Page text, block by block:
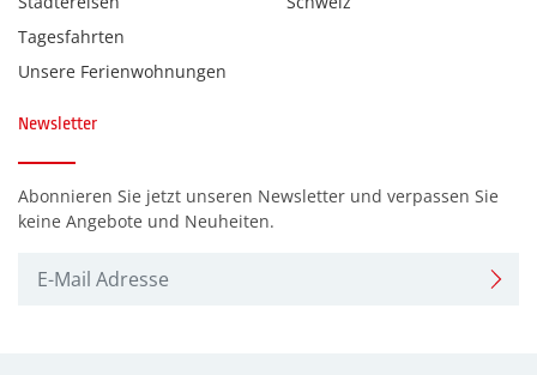
Tagesfahrten
Unsere Ferienwohnungen
Newsletter
Abonnieren Sie jetzt unseren Newsletter und verpassen Sie
keine Angebote und Neuheiten.